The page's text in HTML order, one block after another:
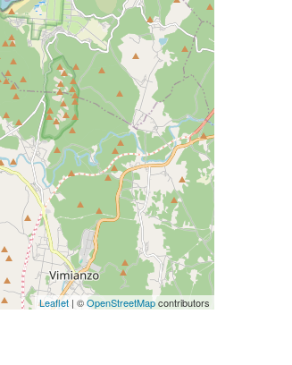
Leaflet | ©OpenStreetMapcontributors